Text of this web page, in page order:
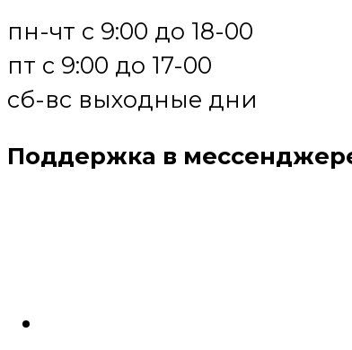
пн-чт с 9:00 до 18-00
пт с 9:00 до 17-00
сб-вс выходные дни
Поддержка в